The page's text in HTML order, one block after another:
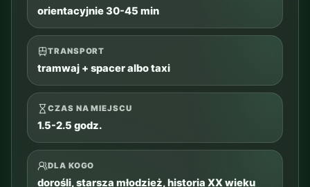
TRANSPORT
auto, taxi albo komunikacja miejska; sprawdź
aktualną trasę
CZAS NA MIEJSCU
2-4 godz.
DLA KOGO
rodziny, dzieci, aktywny dzień i niepogoda